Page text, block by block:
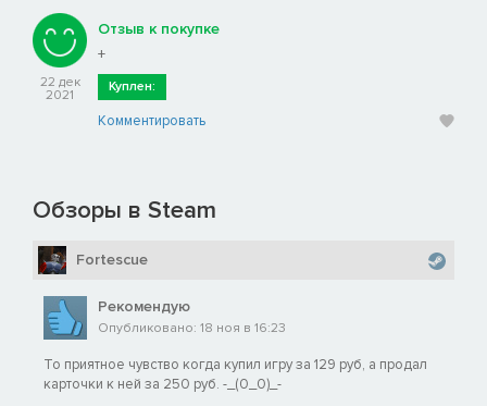
22 дек
2021
Отзыв к покупке
+
Куплен:
Комментировать
Обзоры в Steam
Fortescue
Рекомендую
Опубликовано: 18 ноя в 16:23
То приятное чувство когда купил игру за 129 руб, а продал
карточки к ней за 250 руб. -_(0_0)_-